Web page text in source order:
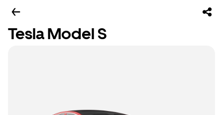
Tesla Model S